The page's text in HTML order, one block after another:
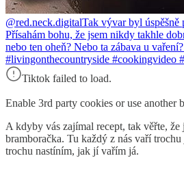
@red.neck.digitalTak vývar byl úspěšně
Přísahám bohu, že jsem nikdy takhle
nebo ten oheň? Nebo ta zábava u
#livingonthecountryside #cookingvideo
Tiktok failed to load.
Enable 3rd party cookies or use another
A kdyby vás zajímal recept, tak věřte, že
bramboračka. Tu každý z nás vaří
trochu nastíním, jak jí vařím já.